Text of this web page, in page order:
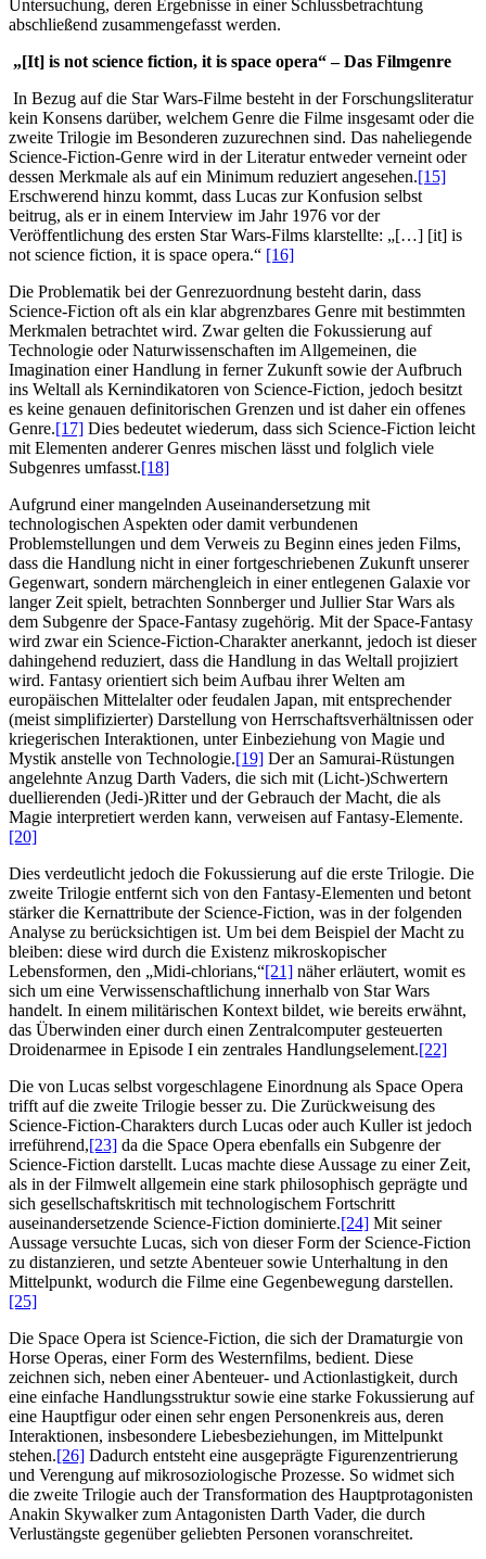
Untersuchung, deren Ergebnisse in einer Schlussbetrachtung
abschließend zusammengefasst werden.
„[It] is not science fiction, it is space opera“ – Das Filmgenre
In Bezug auf die Star Wars-Filme besteht in der Forschungsliteratur
kein Konsens darüber, welchem Genre die Filme insgesamt oder die
zweite Trilogie im Besonderen zuzurechnen sind. Das naheliegende
Science-Fiction-Genre wird in der Literatur entweder verneint oder
dessen Merkmale als auf ein Minimum reduziert angesehen.[15]
Erschwerend hinzu kommt, dass Lucas zur Konfusion selbst
beitrug, als er in einem Interview im Jahr 1976 vor der
Veröffentlichung des ersten Star Wars-Films klarstellte: „[…] [it] is
not science fiction, it is space opera.“ [16]
Die Problematik bei der Genrezuordnung besteht darin, dass
Science-Fiction oft als ein klar abgrenzbares Genre mit bestimmten
Merkmalen betrachtet wird. Zwar gelten die Fokussierung auf
Technologie oder Naturwissenschaften im Allgemeinen, die
Imagination einer Handlung in ferner Zukunft sowie der Aufbruch
ins Weltall als Kernindikatoren von Science-Fiction, jedoch besitzt
es keine genauen definitorischen Grenzen und ist daher ein offenes
Genre.[17] Dies bedeutet wiederum, dass sich Science-Fiction leicht
mit Elementen anderer Genres mischen lässt und folglich viele
Subgenres umfasst.[18]
Aufgrund einer mangelnden Auseinandersetzung mit
technologischen Aspekten oder damit verbundenen
Problemstellungen und dem Verweis zu Beginn eines jeden Films,
dass die Handlung nicht in einer fortgeschriebenen Zukunft unserer
Gegenwart, sondern märchengleich in einer entlegenen Galaxie vor
langer Zeit spielt, betrachten Sonnberger und Jullier Star Wars als
dem Subgenre der Space-Fantasy zugehörig. Mit der Space-Fantasy
wird zwar ein Science-Fiction-Charakter anerkannt, jedoch ist dieser
dahingehend reduziert, dass die Handlung in das Weltall projiziert
wird. Fantasy orientiert sich beim Aufbau ihrer Welten am
europäischen Mittelalter oder feudalen Japan, mit entsprechender
(meist simplifizierter) Darstellung von Herrschaftsverhältnissen oder
kriegerischen Interaktionen, unter Einbeziehung von Magie und
Mystik anstelle von Technologie.[19] Der an Samurai-Rüstungen
angelehnte Anzug Darth Vaders, die sich mit (Licht‑)Schwertern
duellierenden (Jedi‑)Ritter und der Gebrauch der Macht, die als
Magie interpretiert werden kann, verweisen auf Fantasy-Elemente.
[20]
Dies verdeutlicht jedoch die Fokussierung auf die erste Trilogie. Die
zweite Trilogie entfernt sich von den Fantasy-Elementen und betont
stärker die Kernattribute der Science-Fiction, was in der folgenden
Analyse zu berücksichtigen ist. Um bei dem Beispiel der Macht zu
bleiben: diese wird durch die Existenz mikroskopischer
Lebensformen, den „Midi-chlorians,“[21] näher erläutert, womit es
sich um eine Verwissenschaftlichung innerhalb von Star Wars
handelt. In einem militärischen Kontext bildet, wie bereits erwähnt,
das Überwinden einer durch einen Zentralcomputer gesteuerten
Droidenarmee in Episode I ein zentrales Handlungselement.[22]
Die von Lucas selbst vorgeschlagene Einordnung als Space Opera
trifft auf die zweite Trilogie besser zu. Die Zurückweisung des
Science-Fiction-Charakters durch Lucas oder auch Kuller ist jedoch
irreführend,[23] da die Space Opera ebenfalls ein Subgenre der
Science-Fiction darstellt. Lucas machte diese Aussage zu einer Zeit,
als in der Filmwelt allgemein eine stark philosophisch geprägte und
sich gesellschaftskritisch mit technologischem Fortschritt
auseinandersetzende Science-Fiction dominierte.[24] Mit seiner
Aussage versuchte Lucas, sich von dieser Form der Science-Fiction
zu distanzieren, und setzte Abenteuer sowie Unterhaltung in den
Mittelpunkt, wodurch die Filme eine Gegenbewegung darstellen.
[25]
Die Space Opera ist Science-Fiction, die sich der Dramaturgie von
Horse Operas, einer Form des Westernfilms, bedient. Diese
zeichnen sich, neben einer Abenteuer- und Actionlastigkeit, durch
eine einfache Handlungsstruktur sowie eine starke Fokussierung auf
eine Hauptfigur oder einen sehr engen Personenkreis aus, deren
Interaktionen, insbesondere Liebesbeziehungen, im Mittelpunkt
stehen.[26] Dadurch entsteht eine ausgeprägte Figurenzentrierung
und Verengung auf mikrosoziologische Prozesse. So widmet sich
die zweite Trilogie auch der Transformation des Hauptprotagonisten
Anakin Skywalker zum Antagonisten Darth Vader, die durch
Verlustängste gegenüber geliebten Personen voranschreitet.